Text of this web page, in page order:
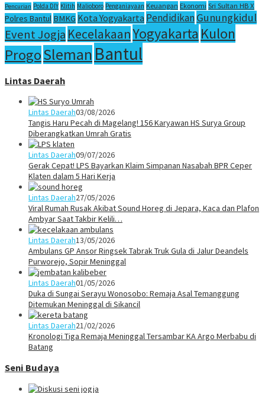
Pencurian Polda DIY Klitih Malioboro Penganiayaan Keuangan Ekonomi Sri Sultan HB X
Polres Bantul BMKG Kota Yogyakarta PendidikanGunungkidul
Event Jogja KecelakaanYogyakarta Kulon
ProgoSleman Bantul
Lintas Daerah
Lintas Daerah03/08/2026
Tangis Haru Pecah di Magelang! 156 Karyawan HS Surya Group
Diberangkatkan Umrah Gratis
Lintas Daerah09/07/2026
Gerak Cepat! LPS Bayarkan Klaim Simpanan Nasabah BPR Ceper
Klaten dalam 5 Hari Kerja
Lintas Daerah27/05/2026
Viral Rumah Rusak Akibat Sound Horeg di Jepara, Kaca dan Plafon
Ambyar Saat Takbir Kelili…
Lintas Daerah13/05/2026
Ambulans GP Ansor Ringsek Tabrak Truk Gula di Jalur Deandels
Purworejo, Sopir Meninggal
Lintas Daerah01/05/2026
Duka di Sungai Serayu Wonosobo: Remaja Asal Temanggung
Ditemukan Meninggal di Sikancil
Lintas Daerah21/02/2026
Kronologi Tiga Remaja Meninggal Tersambar KA Argo Merbabu di
Batang
Seni Budaya